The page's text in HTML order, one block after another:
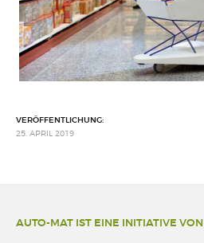
VERÖFFENTLICHUNG:
25. APRIL 2019
AUTO-MAT IST EINE INITIATIVE VON